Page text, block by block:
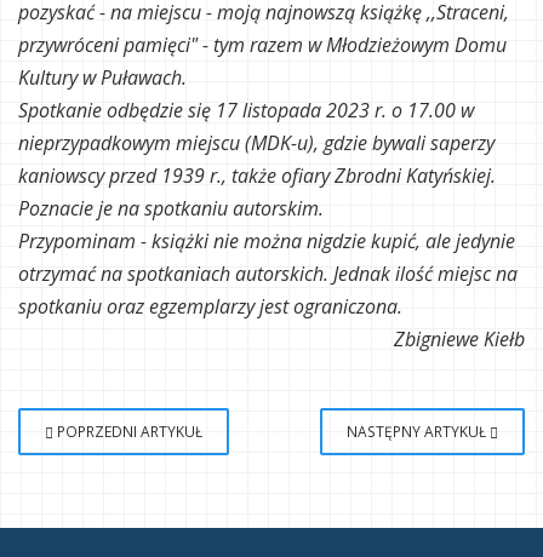
pozyskać - na miejscu - moją najnowszą książkę ,,Straceni,
przywróceni pamięci" - tym razem w Młodzieżowym Domu
Kultury w Puławach.
Spotkanie odbędzie się 17 listopada 2023 r. o 17.00 w
nieprzypadkowym miejscu (MDK-u), gdzie bywali saperzy
kaniowscy przed 1939 r., także ofiary Zbrodni Katyńskiej.
Poznacie je na spotkaniu autorskim.
Przypominam - książki nie można nigdzie kupić, ale jedynie
otrzymać na spotkaniach autorskich. Jednak ilość miejsc na
spotkaniu oraz egzemplarzy jest ograniczona.
Zbigniewe Kiełb
POPRZEDNI ARTYKUŁ NASTĘPNY ARTYKUŁ